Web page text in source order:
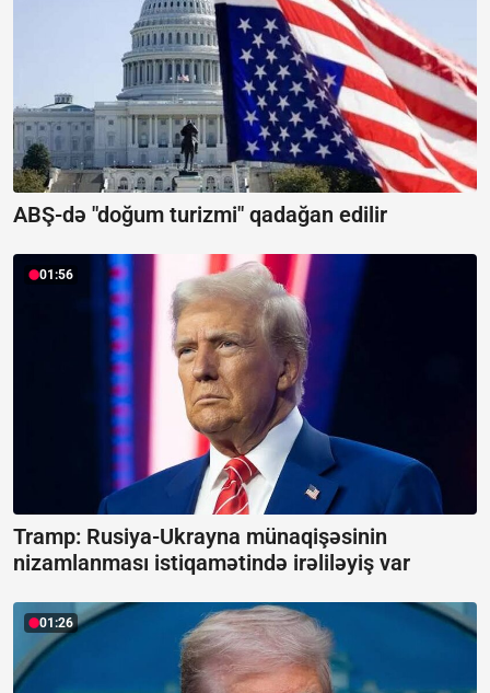
ABŞ-də "doğum turizmi" qadağan edilir
01:56
Tramp: Rusiya-Ukrayna münaqişəsinin
nizamlanması istiqamətində irəliləyiş var
01:26